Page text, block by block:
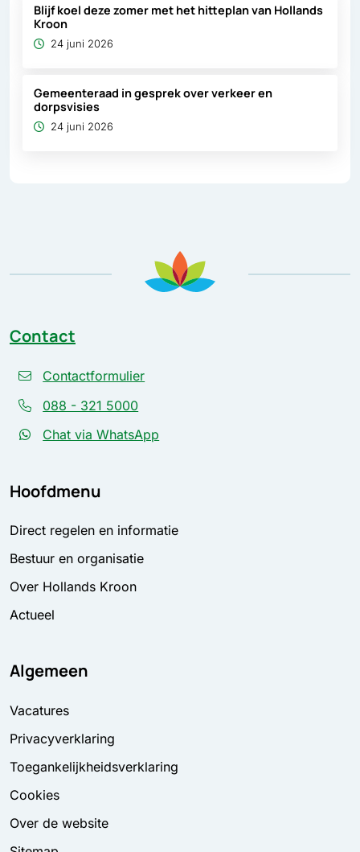
Blijf koel deze zomer met het hitteplan van Hollands
Kroon
24 juni 2026
Gemeenteraad in gesprek over verkeer en
dorpsvisies
24 juni 2026
Contact
Contactformulier
088 - 321 5000
Chat via WhatsApp
Hoofdmenu
Direct regelen en informatie
Bestuur en organisatie
Over Hollands Kroon
Actueel
Algemeen
Vacatures
Privacyverklaring
Toegankelijkheidsverklaring
Cookies
Over de website